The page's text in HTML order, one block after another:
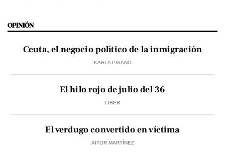
OPINIÓN
Ceuta, el negocio político de la inmigración
KARLA PISANO
El hilo rojo de julio del 36
LIBER
El verdugo convertido en víctima
AITOR MARTÍNEZ